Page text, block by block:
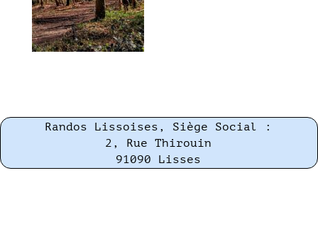
Randos Lissoises, Siège Social :
2, Rue Thirouin
91090 Lisses